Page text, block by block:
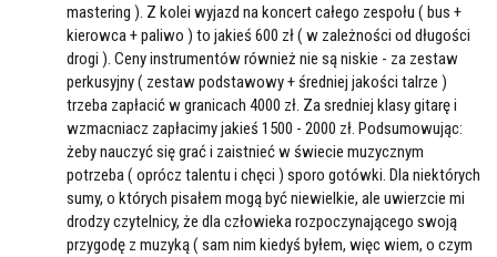
mastering ). Z kolei wyjazd na koncert całego zespołu ( bus +
kierowca + paliwo ) to jakieś 600 zł ( w zależności od długości
drogi ). Ceny instrumentów również nie są niskie - za zestaw
perkusyjny ( zestaw podstawowy + średniej jakości talrze )
trzeba zapłacić w granicach 4000 zł. Za sredniej klasy gitarę i
wzmacniacz zapłacimy jakieś 1500 - 2000 zł. Podsumowując:
żeby nauczyć się grać i zaistnieć w świecie muzycznym
potrzeba ( oprócz talentu i chęci ) sporo gotówki. Dla niektórych
sumy, o których pisałem mogą być niewielkie, ale uwierzcie mi
drodzy czytelnicy, że dla człowieka rozpoczynającego swoją
przygodę z muzyką ( sam nim kiedyś byłem, więc wiem, o czym